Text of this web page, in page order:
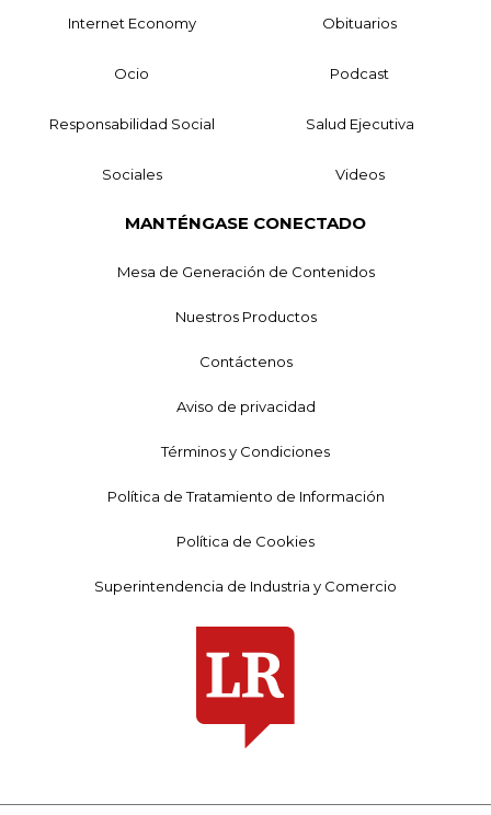
Internet Economy Obituarios
Ocio Podcast
Responsabilidad Social Salud Ejecutiva
Sociales Videos
MANTÉNGASE CONECTADO
Mesa de Generación de Contenidos
Nuestros Productos
Contáctenos
Aviso de privacidad
Términos y Condiciones
Política de Tratamiento de Información
Política de Cookies
Superintendencia de Industria y Comercio